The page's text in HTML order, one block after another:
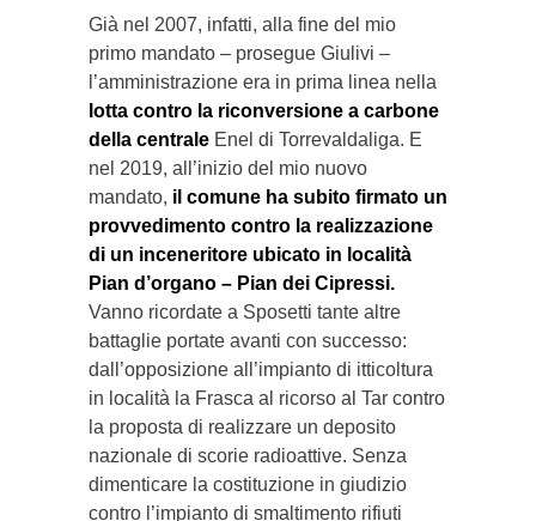
Già nel 2007, infatti, alla fine del mio
primo mandato – prosegue Giulivi –
l’amministrazione era in prima linea nella
lotta contro la riconversione a carbone
della centrale Enel di Torrevaldaliga. E
nel 2019, all’inizio del mio nuovo
mandato, il comune ha subito firmato un
provvedimento contro la realizzazione
di un inceneritore ubicato in località
Pian d’organo – Pian dei Cipressi.
Vanno ricordate a Sposetti tante altre
battaglie portate avanti con successo:
dall’opposizione all’impianto di itticoltura
in località la Frasca al ricorso al Tar contro
la proposta di realizzare un deposito
nazionale di scorie radioattive. Senza
dimenticare la costituzione in giudizio
contro l’impianto di smaltimento rifiuti